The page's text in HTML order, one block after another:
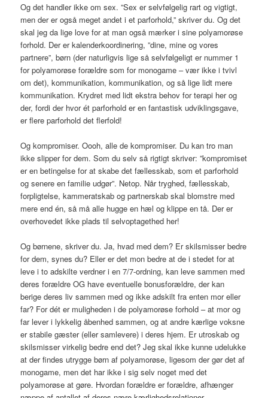
Og det handler ikke om sex. ”Sex er selvfølgelig rart og vigtigt,
men der er også meget andet i et parforhold,” skriver du. Og det
skal jeg da lige love for at man også mærker i sine polyamorøse
forhold. Der er kalenderkoordinering, ”dine, mine og vores
partnere”, børn (der naturligvis lige så selvfølgeligt er nummer 1
for polyamorøse forældre som for monogame – vær ikke i tvivl
om det), kommunikation, kommunikation, og så lige lidt mere
kommunikation. Krydret med lidt ekstra behov for terapi her og
der, fordi der hvor ét parforhold er en fantastisk udviklingsgave,
er flere parforhold det flerfold!
Og kompromiser. Oooh, alle de kompromiser. Du kan tro man
ikke slipper for dem. Som du selv så rigtigt skriver: ”kompromiset
er en betingelse for at skabe det fællesskab, som et parforhold
og senere en familie udgør”. Netop. Når tryghed, fællesskab,
forpligtelse, kammeratskab og partnerskab skal blomstre med
mere end én, så må alle hugge en hæl og klippe en tå. Der er
overhovedet ikke plads til selvoptagethed her!
Og børnene, skriver du. Ja, hvad med dem? Er skilsmisser bedre
for dem, synes du? Eller er det mon bedre at de i stedet for at
leve i to adskilte verdner i en 7/7-ordning, kan leve sammen med
deres forældre OG have eventuelle bonusforældre, der kan
berige deres liv sammen med og ikke adskilt fra enten mor eller
far? For dét er muligheden i de polyamorøse forhold – at mor og
far lever i lykkelig åbenhed sammen, og at andre kærlige voksne
er stabile gæster (eller samlevere) i deres hjem. Er utroskab og
skilsmisser virkelig bedre end det? Jeg skal ikke kunne udelukke
at der findes utrygge børn af polyamorøse, ligesom der gør det af
monogame, men det har ikke i sig selv noget med det
polyamorøse at gøre. Hvordan forældre er forældre, afhænger